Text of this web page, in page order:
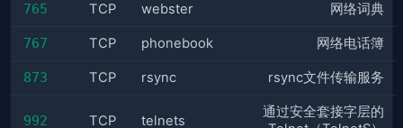
765 TCP webster 网络词典
767 TCP phonebook 网络电话簿
873 TCP rsync rsync文件传输服务
992 TCP telnets
通过安全套接字层的